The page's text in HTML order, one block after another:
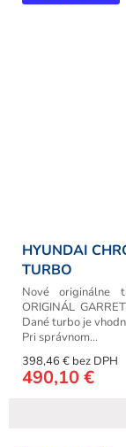
HYUNDAI
TURBO
398,46 € bez DPH
490,10 €
Nové originálne
ORIGINÁL
Dané turbo je
Pri správnom...